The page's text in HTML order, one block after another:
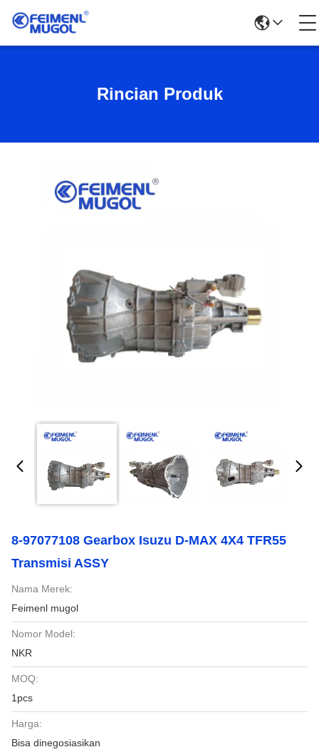
Rincian Produk
8-97077108 Gearbox Isuzu D-MAX 4X4 TFR55
Transmisi ASSY
Nama Merek:
Feimenl mugol
Nomor Model:
NKR
MOQ:
1pcs
Harga:
Bisa dinegosiasikan